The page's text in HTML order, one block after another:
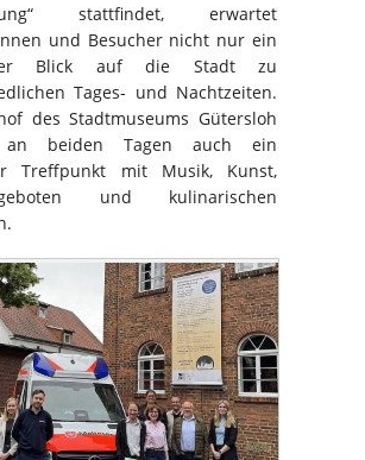
stattfindet, erwartet
und Besucher nicht nur ein
Blick auf die Stadt zu
Tages- und Nachtzeiten.
des Stadtmuseums Gütersloh
an beiden Tagen auch ein
Treffpunkt mit Musik, Kunst,
und kulinarischen